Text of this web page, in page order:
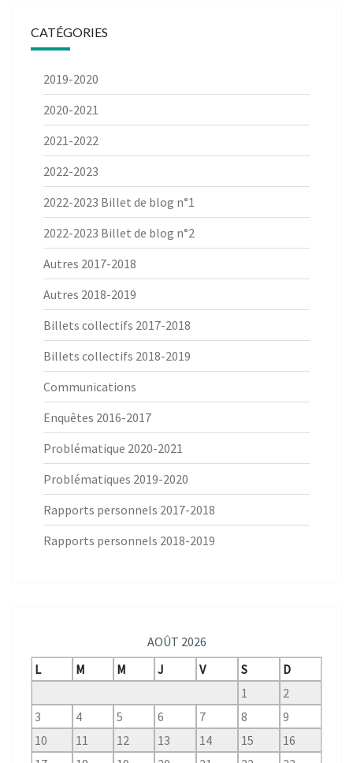
CATÉGORIES
2019-2020
2020-2021
2021-2022
2022-2023
2022-2023 Billet de blog n°1
2022-2023 Billet de blog n°2
Autres 2017-2018
Autres 2018-2019
Billets collectifs 2017-2018
Billets collectifs 2018-2019
Communications
Enquêtes 2016-2017
Problématique 2020-2021
Problématiques 2019-2020
Rapports personnels 2017-2018
Rapports personnels 2018-2019
AOÛT 2026
L
M M J V S
D
1
2
3
4 5 6 7 8
9
10
11 12 13 14 15
16